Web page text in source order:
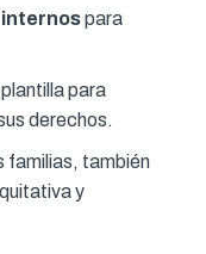
para
para
derechos.
familias, también
y